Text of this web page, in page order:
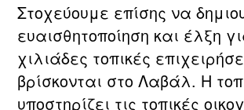
Στοχεύουμε επίσης να
ευαισθητοποίηση και έλξη
χιλιάδες τοπικές
βρίσκονται στο Λαβάλ. Η
υποστηρίζει τις τοπικές